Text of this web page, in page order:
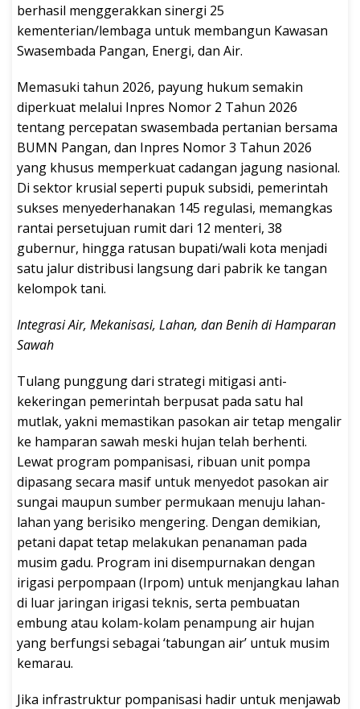
berhasil menggerakkan sinergi 25
kementerian/lembaga untuk membangun Kawasan
Swasembada Pangan, Energi, dan Air.
Memasuki tahun 2026, payung hukum semakin
diperkuat melalui Inpres Nomor 2 Tahun 2026
tentang percepatan swasembada pertanian bersama
BUMN Pangan, dan Inpres Nomor 3 Tahun 2026
yang khusus memperkuat cadangan jagung nasional.
Di sektor krusial seperti pupuk subsidi, pemerintah
sukses menyederhanakan 145 regulasi, memangkas
rantai persetujuan rumit dari 12 menteri, 38
gubernur, hingga ratusan bupati/wali kota menjadi
satu jalur distribusi langsung dari pabrik ke tangan
kelompok tani.
Integrasi Air, Mekanisasi, Lahan, dan Benih di Hamparan
Sawah
Tulang punggung dari strategi mitigasi anti-
kekeringan pemerintah berpusat pada satu hal
mutlak, yakni memastikan pasokan air tetap mengalir
ke hamparan sawah meski hujan telah berhenti.
Lewat program pompanisasi, ribuan unit pompa
dipasang secara masif untuk menyedot pasokan air
sungai maupun sumber permukaan menuju lahan-
lahan yang berisiko mengering. Dengan demikian,
petani dapat tetap melakukan penanaman pada
musim gadu. Program ini disempurnakan dengan
irigasi perpompaan (Irpom) untuk menjangkau lahan
di luar jaringan irigasi teknis, serta pembuatan
embung atau kolam-kolam penampung air hujan
yang berfungsi sebagai ‘tabungan air’ untuk musim
kemarau.
Jika infrastruktur pompanisasi hadir untuk menjawab